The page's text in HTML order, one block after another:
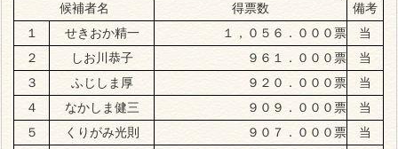
候補者名 得票数
備考
１
せきおか精一 １，０５６．０００票
当
２
しお川恭子 ９６１．０００票
当
３
ふじしま厚 ９２０．０００票
当
４
なかしま健三 ９０９．０００票
当
５
くりがみ光則 ９０７．０００票
当